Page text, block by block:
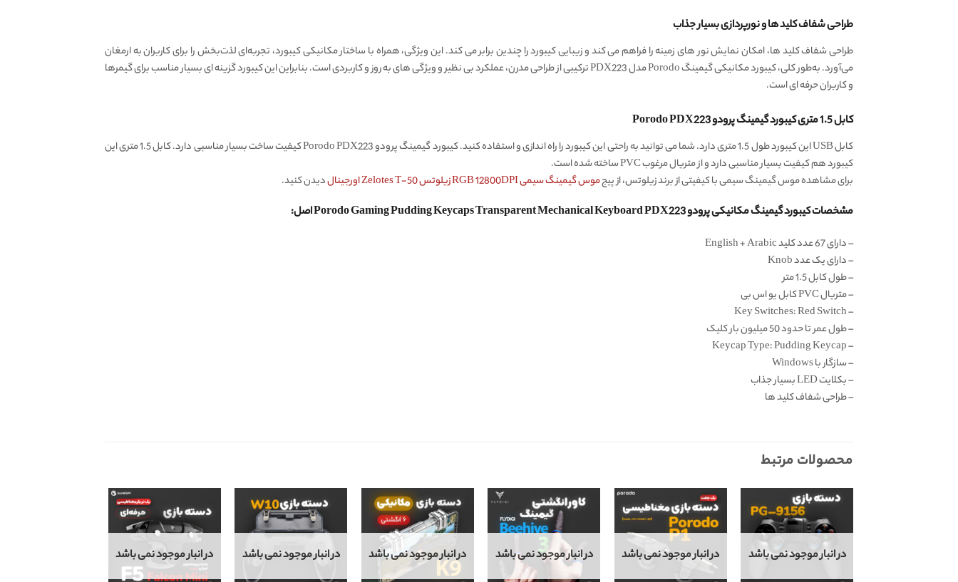
طراحی شفاف کلید ها و نورپردازی بسیار جذاب
طراحی شفاف کلید ها، امکان نمایش نور های زمینه را فراهم می‌ کند و زیبایی کیبورد را چندین برابر می کند. این ویژگی، همراه با ساختار مکانیکی کیبورد، تجربه‌ای لذت‌بخش را برای کاربران به ارمغان
می‌آورد. به‌طور کلی، کیبورد مکانیکی گیمینگ Porodo مدل PDX223 ترکیبی از طراحی مدرن، عملکرد بی نظیر و ویژگی‌ های به روز و کاربردی است. بنابراین این کیبورد گزینه ای بسیار مناسب برای گیمرها
و کاربران حرفه‌ ای است.
کابل 1.5 متری کیبورد گیمینگ پرودو Porodo PDX223
کابل USB این کیبورد طول 1.5 متری دارد. شما می توانید به راحتی این کیبورد را راه اندازی و استفاده کنید. کیبورد گیمینگ پرودو Porodo PDX223 کیفیت ساخت بسیار مناسبی دارد. کابل 1.5 متری این
کیبورد هم کیفیت بسیار مناسبی دارد و از متریال مرغوب PVC ساخته شده است.
برای مشاهده موس گیمینگ سیمی با کیفیتی از برند زیلوتس، از پیجموس گیمینگ سیمی RGB 12800DPI زیلوتس Zelotes T-50 اورجینال دیدن کنید.
مشخصات کیبورد گیمینگ مکانیکی پرودو Porodo Gaming Pudding Keycaps Transparent Mechanical Keyboard PDX223 اصل:
– دارای 67 عدد کلید English + Arabic
– دارای یک عدد Knob
– طول کابل 1.5 متر
– متریال PVC کابل یو اس بی
– Key Switches: Red Switch
– طول عمر تا حدود 50 میلیون بار کلیک
– Keycap Type: Pudding Keycap
– سازگار با Windows
– بکلایت LED بسیار جذاب
– طراحی شفاف کلید ها
محصولات مرتبط
در انبار موجود نمی باشد در انبار موجود نمی باشد در انبار موجود نمی باشد در انبار موجود نمی باشد در انبار موجود نمی باشد در انبار موجود نمی باشد